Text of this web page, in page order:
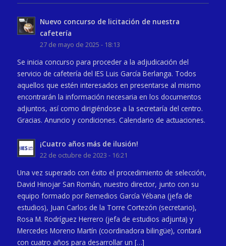
Nuevo concurso de licitación de nuestra
cafetería
27 de mayo de 2025 - 18:13
Se inicia concurso para proceder a la adjudicación del
servicio de cafetería del IES Luis García Berlanga. Todos
aquellos que estén interesados en presentarse al mismo
encontrarán la información necesaria en los documentos
adjuntos, así como dirigiéndose a la secretaría del centro.
Gracias. Anuncio y condiciones. Calendario de actuaciones.
¡Cuatro años más de ilusión!
22 de octubre de 2023 - 16:21
Una vez superado con éxito el procedimiento de selección,
David Hinojar San Román, nuestro director, junto con su
equipo formado por Remedios García Yébana (jefa de
estudios), Juan Carlos de la Torre Cortezón (secretario),
Rosa M. Rodríguez Herrero (jefa de estudios adjunta) y
Mercedes Moreno Martín (coordinadora bilingüe), contará
con cuatro años para desarrollar un […]